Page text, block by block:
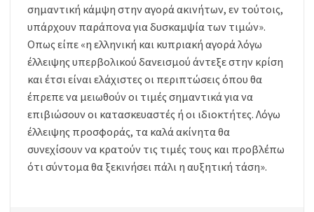
σημαντική κάμψη στην αγορά ακινήτων, εν τούτοις,
υπάρχουν παράπονα για δυσκαμψία των τιμών».
Οπως είπε «η ελληνική και κυπριακή αγορά λόγω
έλλειψης υπερβολικού δανεισμού άντεξε στην κρίση
και έτσι είναι ελάχιστες οι περιπτώσεις όπου θα
έπρεπε να μειωθούν οι τιμές σημαντικά για να
επιβιώσουν οι κατασκευαστές ή οι ιδιοκτήτες. Λόγω
έλλειψης προσφοράς, τα καλά ακίνητα θα
συνεχίσουν να κρατούν τις τιμές τους και προβλέπω
ότι σύντομα θα ξεκινήσει πάλι η αυξητική τάση».